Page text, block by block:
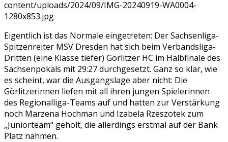
Eigentlich ist das Normale eingetreten: Der Sachsenliga-
Spitzenreiter MSV Dresden hat sich beim Verbandsliga-
Dritten (eine Klasse tiefer) Görlitzer HC im Halbfinale des
Sachsenpokals mit 29:27 durchgesetzt. Ganz so klar, wie
es scheint, war die Ausgangslage aber nicht: Die
Görlitzerinnen liefen mit all ihren jungen Spielerinnen
des Regionalliga-Teams auf und hatten zur Verstärkung
noch Marzena Hochman und Izabela Rzeszotek zum
„Juniorteam“ geholt, die allerdings erstmal auf der Bank
Platz nahmen.